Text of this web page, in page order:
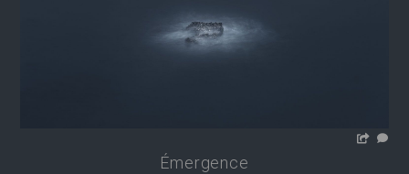
Émergence